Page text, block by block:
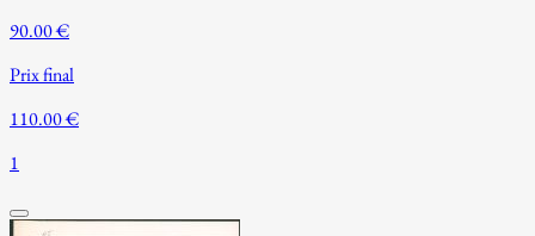
90.00 €
Prix final
110.00 €
1